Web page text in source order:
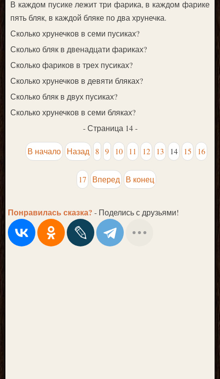
В каждом пусике лежит три фарика, в каждом фарике
пять бляк, в каждой бляке по два хрунечка.
Сколько хрунечков в семи пусиках?
Сколько бляк в двенадцати фариках?
Сколько фариков в трех пусиках?
Сколько хрунечков в девяти бляках?
Сколько бляк в двух пусиках?
Сколько хрунечков в семи бляках?
- Страница 14 -
В начало Назад 8 9 10 11 12 13 14 15 16
17 Вперед В конец
Понравилась сказка?- Поделись с друзьями!